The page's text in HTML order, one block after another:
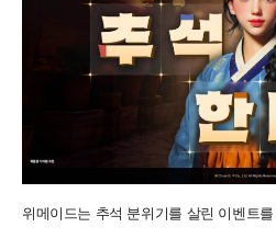
위메이드는 추석 분위기를 살린 이벤트